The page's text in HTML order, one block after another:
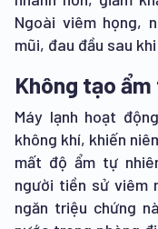
Ngoài viêm họng,
mũi, đau đầu sau
Không tạo
Máy lạnh hoạt
không khí, khiến
mất độ ẩm tự
người tiền sử viêm
ngăn triệu chứng